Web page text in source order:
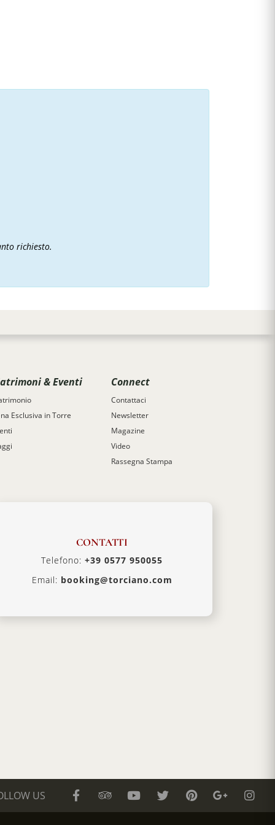
richiesto.
& Eventi
Esclusiva in Torre
Connect
Contattaci
Newsletter
Magazine
Video
Rassegna Stampa
CONTATTI
Telefono: +39 0577 950055
Email: booking@torciano.com
US